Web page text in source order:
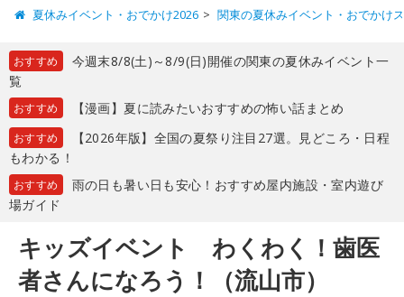
夏休みイベント・おでかけ2026 関東の夏休みイベント・おでかけ
おすすめ
今週末8/8(土)～8/9(日)開催の関東の夏休みイベント一
覧
おすすめ 【漫画】夏に読みたいおすすめの怖い話まとめ
おすすめ
【2026年版】全国の夏祭り注目27選。見どころ・日程
もわかる！
おすすめ
雨の日も暑い日も安心！おすすめ屋内施設・室内遊び
場ガイド
キッズイベント わくわく！歯医
者さんになろう！（流山市）